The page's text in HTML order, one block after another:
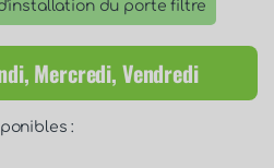
du porte filtre
Mercredi, Vendredi
: